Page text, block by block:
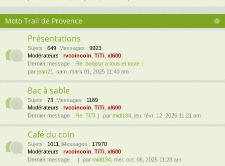
Moto Trail de Provence
Présentations
Sujets : 649 Messages : 9923
Modérateurs : rvcoincoin TiTi xl600
Dernier message :
Re: bonjour a tous et toute
par jean21 , sam. mars 01, 2025 11:40 am
Bac à sable
Sujets : 73 Messages : 1189
Modérateurs : rvcoincoin TiTi xl600
Dernier message :
Re: TITI par midi134 , jeu. févr. 12, 2026 11:21 am
Café du coin
Sujets : 1011 Messages : 17970
Modérateurs : rvcoincoin TiTi xl600
Dernier message :
par midi134 , mer. oct. 08, 2025 11:28 am